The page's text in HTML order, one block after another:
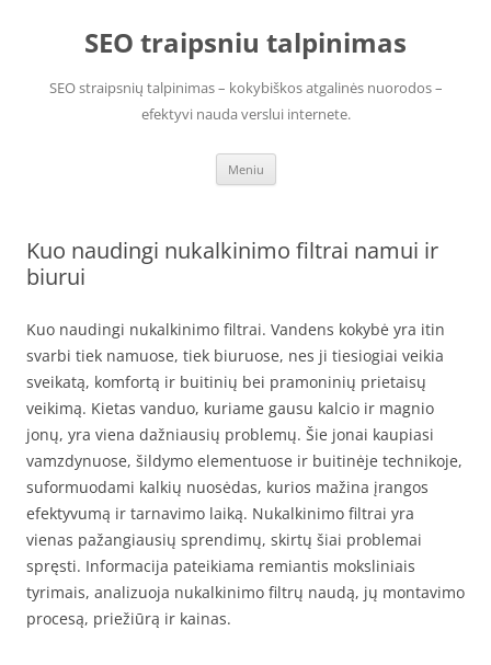
SEO traipsniu talpinimas
SEO straipsnių talpinimas – kokybiškos atgalinės nuorodos –
efektyvi nauda verslui internete.
Meniu
Kuo naudingi nukalkinimo filtrai namui ir
biurui
Kuo naudingi nukalkinimo filtrai. Vandens kokybė yra itin
svarbi tiek namuose, tiek biuruose, nes ji tiesiogiai veikia
sveikatą, komfortą ir buitinių bei pramoninių prietaisų
veikimą. Kietas vanduo, kuriame gausu kalcio ir magnio
jonų, yra viena dažniausių problemų. Šie jonai kaupiasi
vamzdynuose, šildymo elementuose ir buitinėje technikoje,
suformuodami kalkių nuosėdas, kurios mažina įrangos
efektyvumą ir tarnavimo laiką. Nukalkinimo filtrai yra
vienas pažangiausių sprendimų, skirtų šiai problemai
spręsti. Informacija pateikiama remiantis moksliniais
tyrimais, analizuoja nukalkinimo filtrų naudą, jų montavimo
procesą, priežiūrą ir kainas.